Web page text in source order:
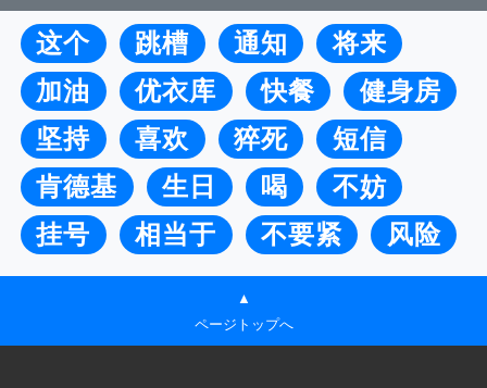
这个 跳槽 通知
将来
加油
优衣库 快餐
健身房
坚持
喜欢 猝死
短信
肯德基
生日 喝
不妨
挂号
相当于 不要紧 风险
▲
ページトップへ